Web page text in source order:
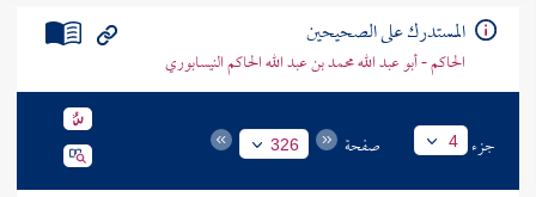
المستدرك على الصحيحين
الحاكم - أبو عبد الله محمد بن عبد الله الحاكم النيسابوري
جزء 4 صفحة 326